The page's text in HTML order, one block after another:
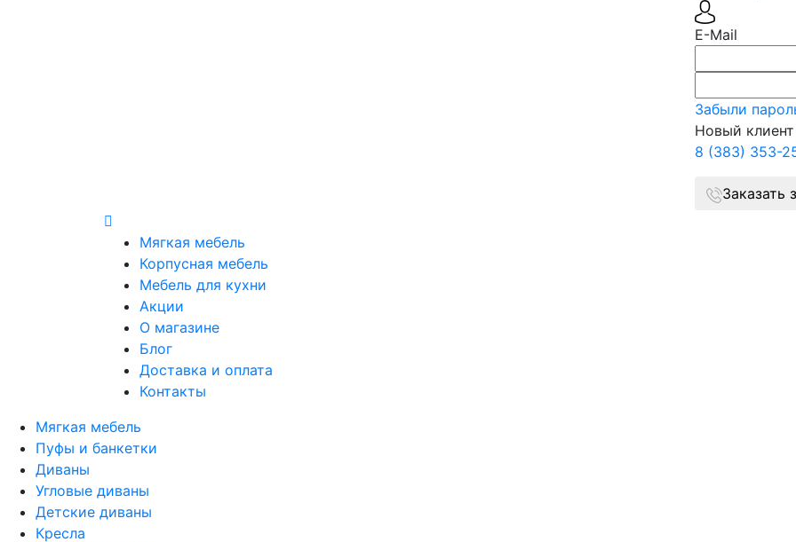
E-Mail
Забыли
Новый клиент
8 (383) 353-
Заказать
Мягкая мебель
Корпусная мебель
Мебель для кухни
Акции
О магазине
Блог
Доставка и оплата
Контакты
Мягкая мебель
Пуфы и банкетки
Диваны
Угловые диваны
Детские диваны
Кресла